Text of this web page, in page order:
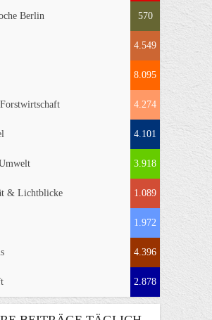
Berlin 570
4.549
8.095
4.274
4.101
3.918
& Lichtblicke 1.089
1.972
4.396
2.878